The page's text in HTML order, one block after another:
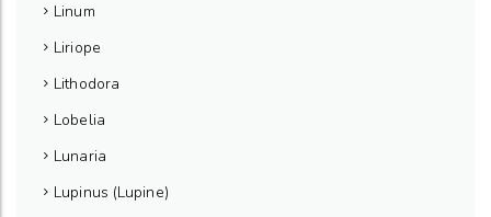
Linum
Liriope
Lithodora
Lobelia
Lunaria
Lupinus (Lupine)